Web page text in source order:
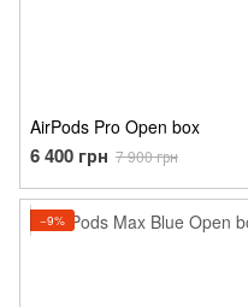
AirPods Pro Open box
6 400 грн 7 900 грн
−9%